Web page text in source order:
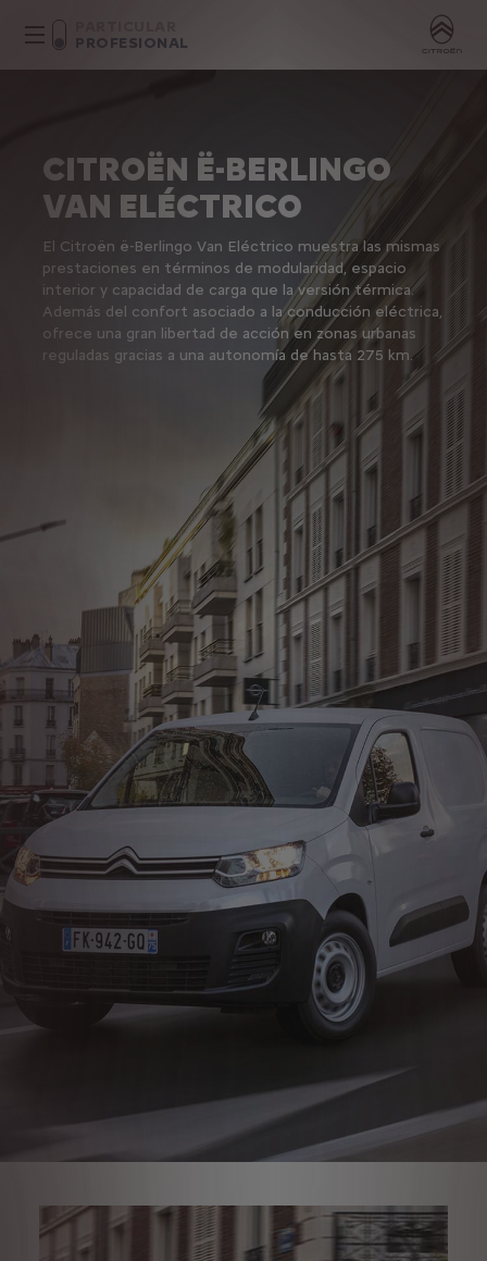
PROFESIONAL
CITROËN Ë-BERLINGO
VAN ELÉCTRICO
El Citroën ë-Berlingo Van Eléctrico muestra las mismas
prestaciones en términos de modularidad, espacio
interior y capacidad de carga que la versión térmica.
Además del confort asociado a la conducción eléctrica,
ofrece una gran libertad de acción en zonas urbanas
reguladas gracias a una autonomía de hasta 275 km.